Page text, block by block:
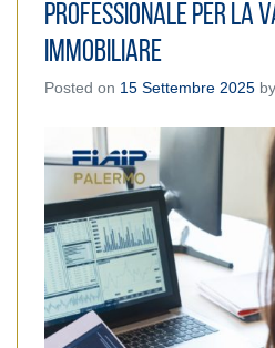
Professionale per la
immobiliare
Posted on 15 Settembre 2025 by